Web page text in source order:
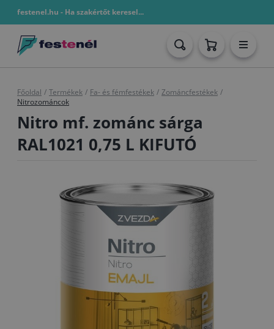
festenel.hu - Ha szakértőt keresel...
Főoldal / Termékek / Fa- és fémfestékek / Zománcfestékek /
Nitrozománcok
Nitro mf. zománc sárga
RAL1021 0,75 L KIFUTÓ